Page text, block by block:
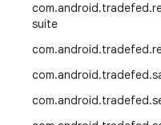
com.android.tradefed.
suite
com.android.tradefed.
com.android.tradefed.
com.android.tradefed.
Gereksinimler